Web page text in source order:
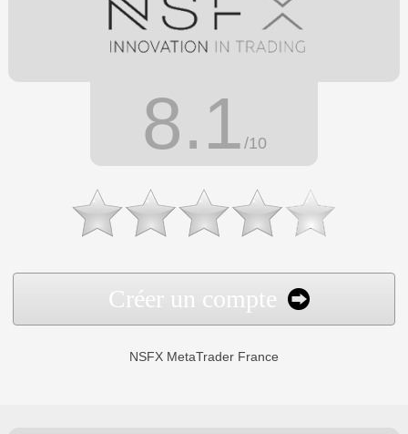
8.1 /10
Créer un compte
NSFX MetaTrader France